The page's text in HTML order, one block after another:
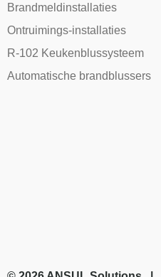
Brandmeldinstallaties
Ontruimings-installaties
R-102 Keukenblussysteem
Automatische brandblussers